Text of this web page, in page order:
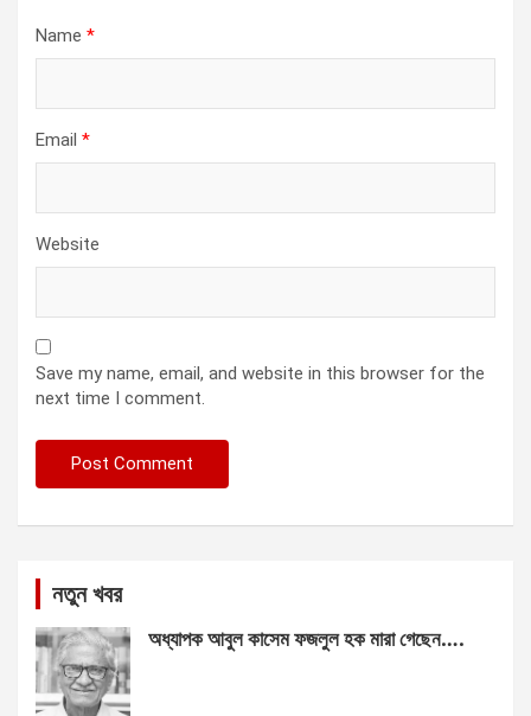
Name *
Email *
Website
Save my name, email, and website in this browser for the
next time I comment.
নতুন খবর
অধ্যাপক আবুল কাসেম ফজলুল হক মারা গেছেন….